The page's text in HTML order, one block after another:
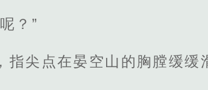
？”
指尖点在晏空山的胸膛缓缓